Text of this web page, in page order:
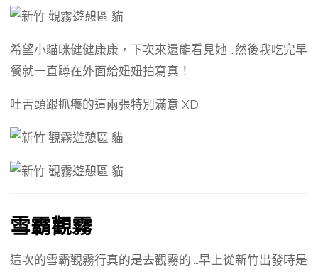
希望小貓咪健健康康，下次來還能看見她 …然後我吃完早
餐就一直蹲在外面給妞妞拍寫真！
吐舌頭跟抓癢的這兩張特別滿意 XD
雪霸觀霧
這次的雪霸觀霧行真的是去觀霧的 …早上從新竹出發時是